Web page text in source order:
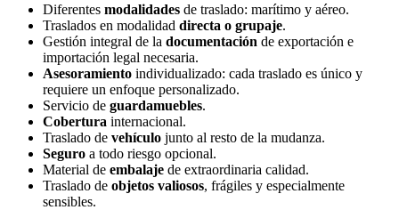
Diferentes modalidades de traslado: marítimo y aéreo.
Traslados en modalidad directa o grupaje.
Gestión integral de la documentación de exportación e
importación legal necesaria.
Asesoramiento individualizado: cada traslado es único y
requiere un enfoque personalizado.
Servicio de guardamuebles.
Cobertura internacional.
Traslado de vehículo junto al resto de la mudanza.
Seguro a todo riesgo opcional.
Material de embalaje de extraordinaria calidad.
Traslado de objetos valiosos, frágiles y especialmente
sensibles.